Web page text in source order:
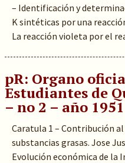
– Identificación y
K sintéticas por una
La reacción violeta por el
pR: Organo
Estudiantes de
– no 2 – año 1951
Caratula 1 – Contribución
substancias grasas. Jose
Evolución económica de la